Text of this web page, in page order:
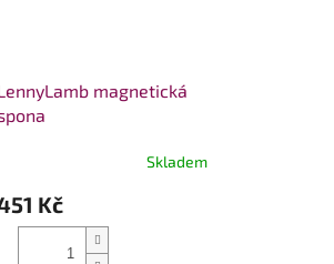
magnetická
Skladem
Kč